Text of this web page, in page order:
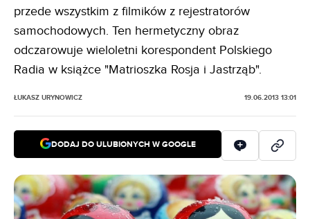
przede wszystkim z filmików z rejestratorów
samochodowych. Ten hermetyczny obraz
odczarowuje wieloletni korespondent Polskiego
Radia w książce "Matrioszka Rosja i Jastrząb".
ŁUKASZ URYNOWICZ 19.06.2013 13:01
DODAJ DO ULUBIONYCH W GOOGLE